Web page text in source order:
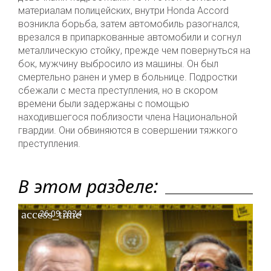
материалам полицейских, внутри Honda Accord
возникла борьба, затем автомобиль разогнался,
врезался в припаркованные автомобили и согнул
металлическую стойку, прежде чем повернуться на
бок, мужчину выбросило из машины. Он был
смертельно ранен и умер в больнице. Подростки
сбежали с места преступления, но в скором
времени были задержаны с помощью
находившегося поблизости члена Национальной
гвардии. Они обвиняются в совершении тяжкого
преступления.
В этом разделе:
access_time
26.09.2024